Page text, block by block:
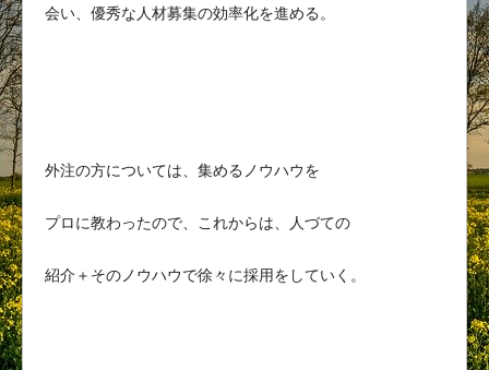
会い、優秀な人材募集の効率化を進める。
外注の方については、集めるノウハウを
プロに教わったので、これからは、人づての
紹介＋そのノウハウで徐々に採用をしていく。